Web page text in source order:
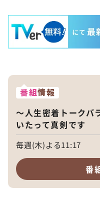
番組情報
～人生密着トーク
いたって真剣です
毎週(木)よる11:17
番